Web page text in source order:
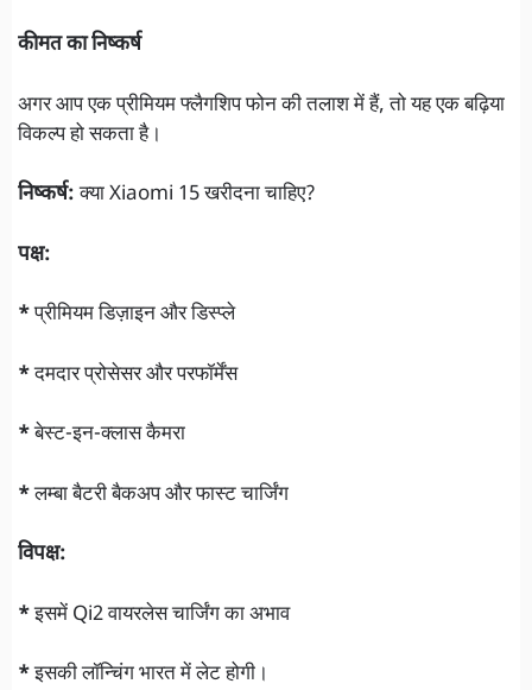
कीमत का निष्कर्ष
अगर आप एक प्रीमियम फ्लैगशिप फोन की तलाश में हैं, तो यह एक बढ़िया
विकल्प हो सकता है।
निष्कर्ष:क्या Xiaomi 15 खरीदना चाहिए?
पक्ष:
*प्रीमियम डिज़ाइन और डिस्प्ले
*दमदार प्रोसेसर और परफॉर्मेंस
*बेस्ट-इन-क्लास कैमरा
*लम्बा बैटरी बैकअप और फास्ट चार्जिंग
विपक्ष:
*इसमें Qi2 वायरलेस चार्जिंग का अभाव
*इसकी लॉन्चिंग भारत में लेट होगी।